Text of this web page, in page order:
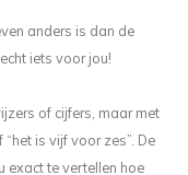
anders is dan de
iets voor jou!
of cijfers, maar met
is vijf voor zes”. De
exact te vertellen hoe